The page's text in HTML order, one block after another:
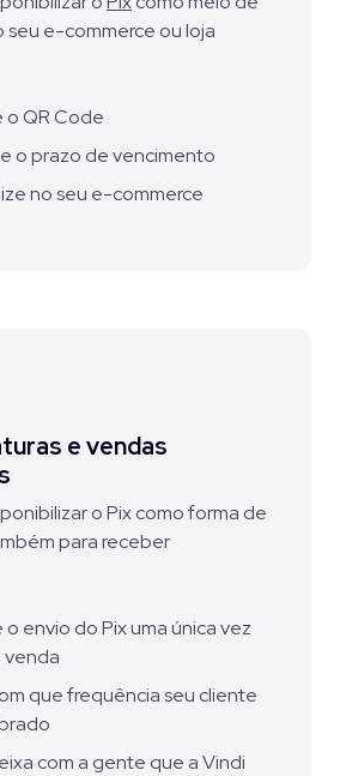
e-commerce ou loja
o QR Code
o prazo de vencimento
no seu e-commerce
evendas
o Pix como forma de
para receber
o envio do Pix uma única vez
venda
que frequência seu cliente
com a gente que a Vindi